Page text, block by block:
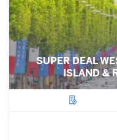
SUPER DEAL
ISLAND &